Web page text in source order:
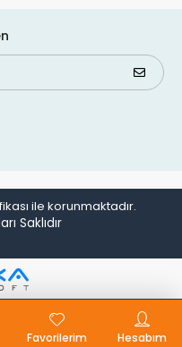
ile korunmaktadır.
Saklıdır
Favorilerim
Hesabım